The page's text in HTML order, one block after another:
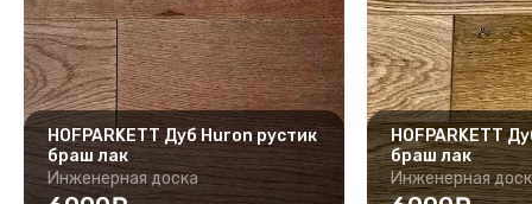
HOFPARKETT Дуб Huron рустик
браш лак
Инженерная доска
HOFPARKETT
браш лак
Инженерная